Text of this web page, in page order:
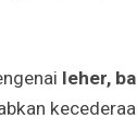
leher,